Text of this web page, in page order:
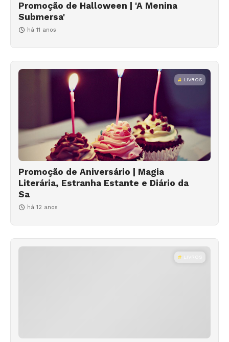
Promoção de Halloween | 'A Menina
Submersa'
há 11 anos
LIVROS
Promoção de Aniversário | Magia
Literária, Estranha Estante e Diário da
Sa
há 12 anos